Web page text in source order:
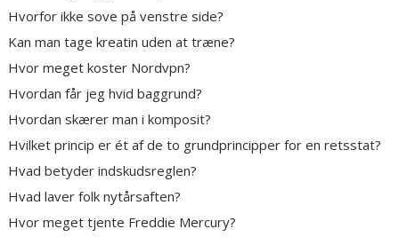
Hvorfor ikke sove på venstre side?
Kan man tage kreatin uden at træne?
Hvor meget koster Nordvpn?
Hvordan får jeg hvid baggrund?
Hvordan skærer man i komposit?
Hvilket princip er ét af de to grundprincipper for en retsstat?
Hvad betyder indskudsreglen?
Hvad laver folk nytårsaften?
Hvor meget tjente Freddie Mercury?